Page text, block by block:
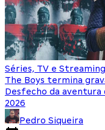
Séries, TV e Streaming
The Boys termina
Desfecho da aventura
2026
Pedro Siqueira